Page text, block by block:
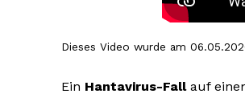
Dieses Video wurde am
Ein Hantavirus-Fallauf